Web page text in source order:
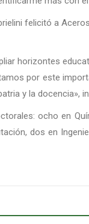
felicitó a
horizontes
por este
y la docencia»,
ocho en
dos en